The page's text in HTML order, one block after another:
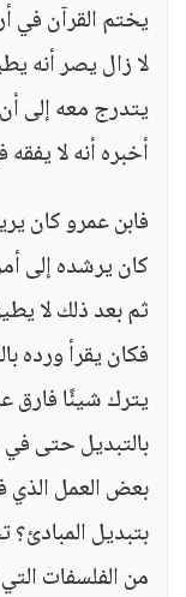
يختم القرآن في
لا زال يصر أنه
يتدرج معه إلى
أخبره أنه لا
فابن عمرو كان
كان يرشده إلى
فكان يقرأ ورده
يترك شيئًا فارق
بالتبديل حتى
بعض العمل
بتبديل
من الفلسفات التي